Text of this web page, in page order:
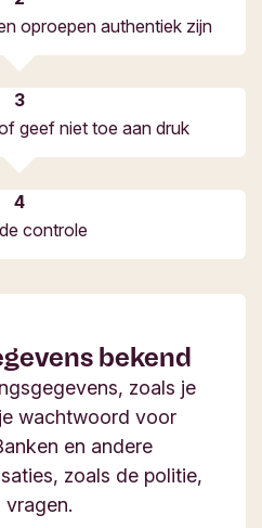
oproepen authentiek zijn
geef niet toe aan druk
controle
bekend
zoals je
wachtwoord voor
en andere
zoals de politie,
vragen.